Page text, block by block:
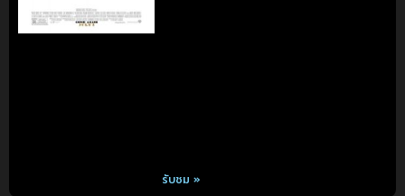
รับชม »